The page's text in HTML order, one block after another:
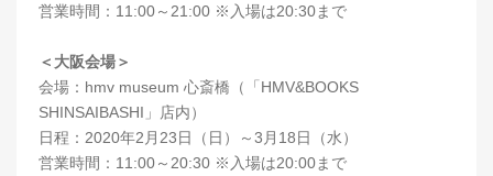
営業時間：11:00～21:00 ※入場は20:30まで
＜大阪会場＞
会場：hmv museum 心斎橋（「HMV&BOOKS
SHINSAIBASHI」店内）
日程：2020年2月23日（日）～3月18日（水）
営業時間：11:00～20:30 ※入場は20:00まで